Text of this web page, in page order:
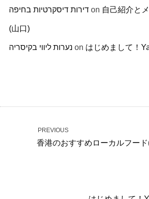
דירות דיסקרטיות בחיפהon 自己紹介と
(山口)
נערות ליווי בקיסריה on はじめまして！
PREVIOUS
香港のおすすめローカルフー